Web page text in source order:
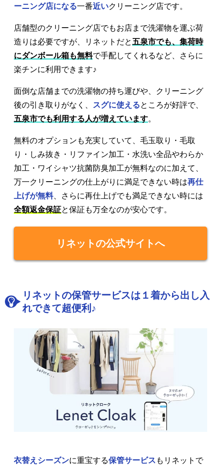
ーニング店になる一番近いクリーニング店です。
店舗型のクリーニング店でもお店まで洗濯物を運ぶ荷
造りは必要ですが、リネットだと 五泉市でも、集荷時
にダンボール箱も無料で手配してくれるなど、さらに
楽チンに利用できます♪
面倒な店舗までの洗濯物の持ち運びや、クリーニング
後の引き取りがなく、
スグに使えるところが好評で、
五泉市でも利用する人が増えています。
無料のオプションも充実していて、毛玉取り・毛取
り・しみ抜き・リファイン加工・水洗い全品やわらか
加工・ワイシャツ抗菌防臭加工が無料なのに加えて、
万一クリーニングの仕上がりに満足できない時は再仕
上げが無料、さらに再仕上げでも満足できない時には
全額返金保証と保証も万全なのが安心です。
リネットの公式サイトへ
リネットの保管サービスは１着から出し入
れできて超便利♪
衣替えシーズンに重宝する保管サービス もリネットで